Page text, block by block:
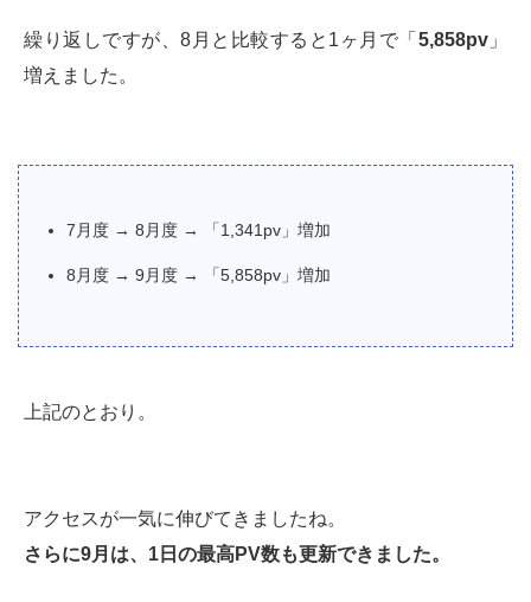
繰り返しですが、8月と比較すると1ヶ月で「 5,858pv」
増えました。
7月度 → 8月度 → 「1,341pv」増加
8月度 → 9月度 → 「5,858pv」増加
上記のとおり。
アクセスが一気に伸びてきましたね。
さらに9月は、1日の最高PV数も更新できました。